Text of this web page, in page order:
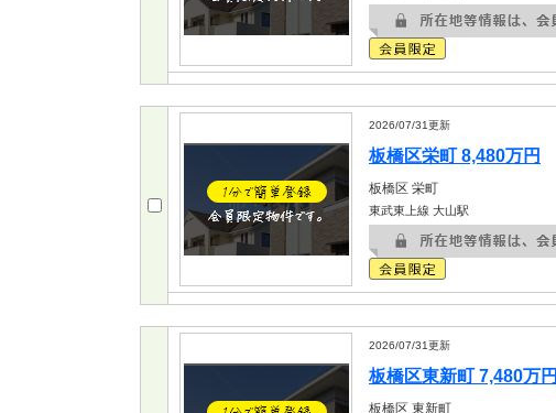
2026/07/31更新
板橋区栄町 8,480万円
板橋区 栄町
東武東上線 大山駅
2026/07/31更新
板橋区東新町 7,480万円
板橋区 東新町